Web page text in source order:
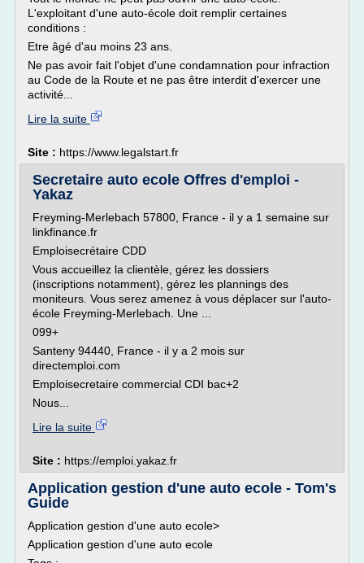
L'exploitant d'une auto-école doit remplir certaines
conditions :
Etre âgé d'au moins 23 ans.
Ne pas avoir fait l'objet d'une condamnation pour infraction
au Code de la Route et ne pas être interdit d'exercer une
activité...
Lire la suite
Site : https://www.legalstart.fr
Secretaire auto ecole Offres d'emploi -
Yakaz
Freyming-Merlebach 57800, France - il y a 1 semaine sur
linkfinance.fr
Emploisecrétaire CDD
Vous accueillez la clientèle, gérez les dossiers
(inscriptions notamment), gérez les plannings des
moniteurs. Vous serez amenez à vous déplacer sur l'auto-
école Freyming-Merlebach. Une ...
099+
Santeny 94440, France - il y a 2 mois sur
directemploi.com
Emploisecretaire commercial CDI bac+2
Nous...
Lire la suite
Site : https://emploi.yakaz.fr
Application gestion d'une auto ecole - Tom's
Guide
Application gestion d'une auto ecole>
Application gestion d'une auto ecole